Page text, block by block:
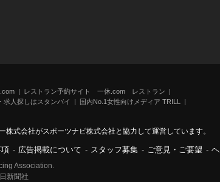
レストラン予約サイト 一休.com レストラン
求人探しはスタンバイ
国内No.1女性向けメディア TRILL
式会社がスポーツナビ株式会社と協力して運営しています。
- 広告掲載について - スタッフ募集 - ご意見・ご要望 -
Association.
新聞社